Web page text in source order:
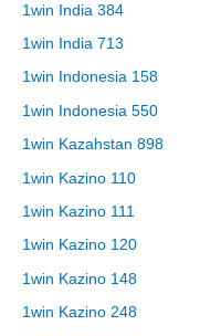
1win India 384
1win India 713
1win Indonesia 158
1win Indonesia 550
1win Kazahstan 898
1win Kazino 110
1win Kazino 111
1win Kazino 120
1win Kazino 148
1win Kazino 248